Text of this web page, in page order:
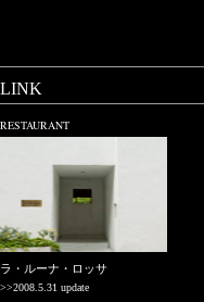
LINK
RESTAURANT
ラ・ルーナ・ロッサ
>>2008.5.31 update